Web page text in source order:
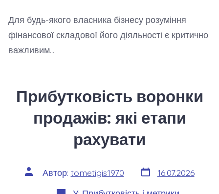
Для будь-якого власника бізнесу розуміння
фінансової складової його діяльності є критично
важливим…
Прибутковість воронки
продажів: які етапи
рахувати
Автор
запису
Автор: tometigis1970 Дата
запису
16.07.2026
Категорії